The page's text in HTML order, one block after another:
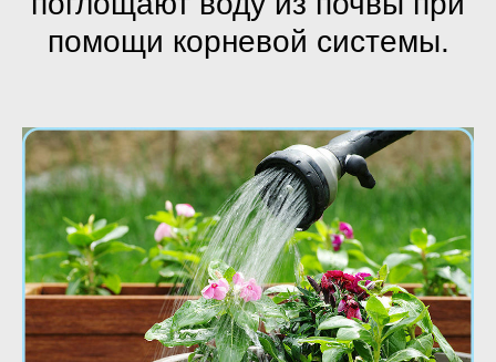
помощи корневой системы.